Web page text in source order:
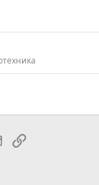
Электронная почта
Ссылка